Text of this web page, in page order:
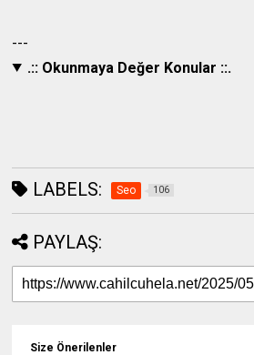
---
.:: Okunmaya Değer Konular ::.
LABELS: Seo 106
PAYLAŞ:
Size Önerilenler